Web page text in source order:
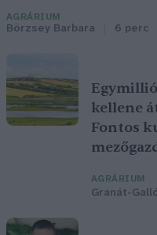
AGRÁRIUM
Börzsey Barbara 6 perc
kellene
Fontos
AGRÁRIUM
Granát-